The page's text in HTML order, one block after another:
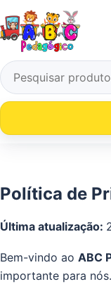
Pular para o conteúdo
Pesquisar por:
Política de
Última atualização:
Bem-vindo ao ABC
importante para